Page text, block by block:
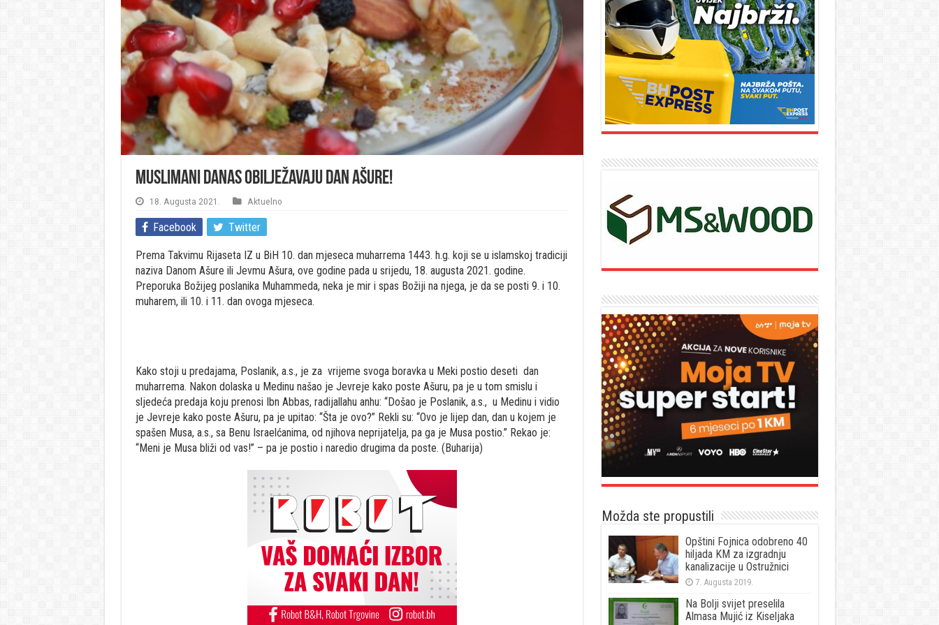
Muslimani danas obilježavaju Dan Ašure!
18. Augusta 2021. Aktuelno
Facebook Twitter
Prema Takvimu Rijaseta IZ u BiH 10. dan mjeseca muharrema 1443. h.g. koji se u islamskoj tradiciji
naziva Danom Ašure ili Jevmu Ašura, ove godine pada u srijedu, 18. augusta 2021. godine.
Preporuka Božijeg poslanika Muhammeda, neka je mir i spas Božiji na njega, je da se posti 9. i 10.
muharem, ili 10. i 11. dan ovoga mjeseca.
Kako stoji u predajama, Poslanik, a.s., je za vrijeme svoga boravka u Meki postio deseti dan
muharrema. Nakon dolaska u Medinu našao je Jevreje kako poste Ašuru, pa je u tom smislu i
sljedeća predaja koju prenosi Ibn Abbas, radijallahu anhu: “Došao je Poslanik, a.s., u Medinu i vidio
je Jevreje kako poste Ašuru, pa je upitao: “Šta je ovo?” Rekli su: “Ovo je lijep dan, dan u kojem je
spašen Musa, a.s., sa Benu Israelćanima, od njihova neprijatelja, pa ga je Musa postio.” Rekao je:
“Meni je Musa bliži od vas!” – pa je postio i naredio drugima da poste. (Buharija)
Možda ste propustili
Opštini Fojnica odobreno 40
hiljada KM za izgradnju
kanalizacije u Ostružnici
7. Augusta 2019.
Na Bolji svijet preselila
Almasa Mujić iz Kiseljaka